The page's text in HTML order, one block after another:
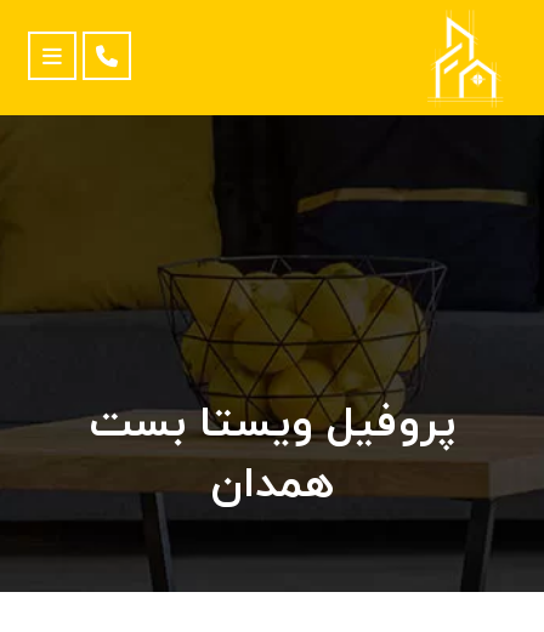
پروفیل ویستا بست
همدان